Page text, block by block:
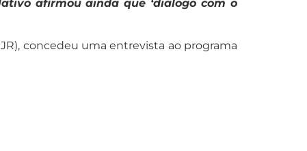
afirmou ainda que ‘diálogo com o
concedeu uma entrevista ao programa